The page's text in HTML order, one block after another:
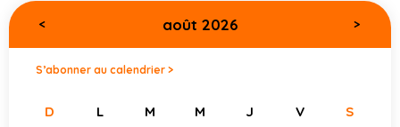
< août 2026 >
S’abonner au calendrier >
D L M M J V S